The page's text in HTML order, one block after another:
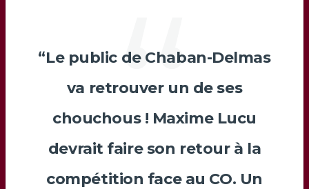
“Le public de Chaban-Delmas
va retrouver un de ses
chouchous ! Maxime Lucu
devrait faire son retour à la
compétition face au CO. Un